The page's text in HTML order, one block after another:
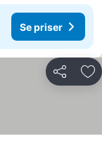
Se priser
Dela